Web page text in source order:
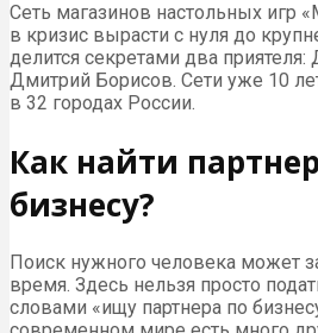
Сеть магазинов настольных игр
в кризис вырасти с нуля до
делится секретами два
Дмитрий Борисов. Сети уже 10
в 32 городах России.
Как найти
бизнесу?
Поиск нужного человека может
время. Здесь нельзя просто
словами «ищу партнера по